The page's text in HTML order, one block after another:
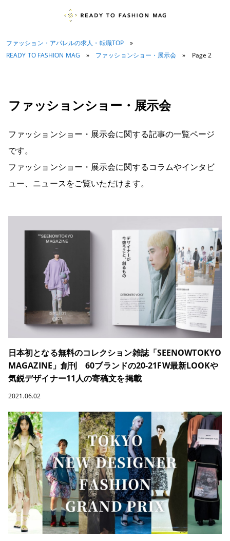
ファッション・アパレルの求人・転職TOP
»
READY TO FASHION MAG
» ファッションショー・展示会 » Page 2
ファッションショー・展示会
ファッションショー・展示会に関する記事の一覧ページ
です。
ファッションショー・展示会に関するコラムやインタビ
ュー、ニュースをご覧いただけます。
日本初となる無料のコレクション雑誌「SEENOWTOKYO
MAGAZINE」創刊 60ブランドの20-21FW最新LOOKや
気鋭デザイナー11人の寄稿文を掲載
2021.06.02